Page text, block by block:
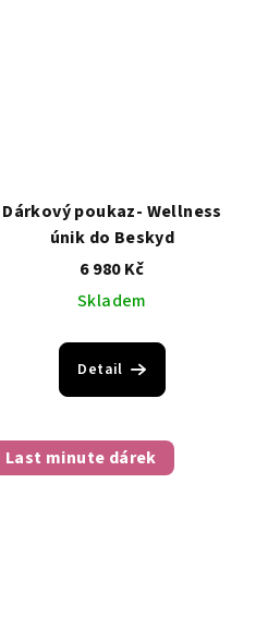
Dárkový poukaz- Wellness
únik do Beskyd
6 980 Kč
Skladem
Detail
Last minute dárek